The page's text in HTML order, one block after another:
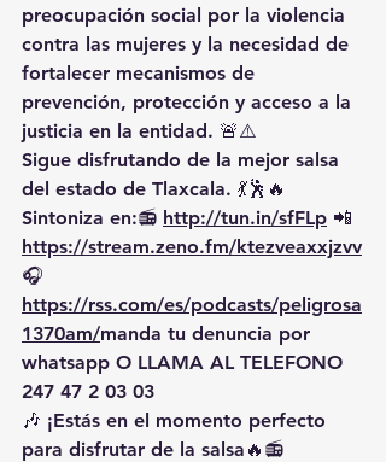
preocupación social por la violencia
contra las mujeres y la necesidad de
fortalecer mecanismos de
prevención, protección y acceso a la
justicia en la entidad. 🚨⚠️
Sigue disfrutando de la mejor salsa
del estado de Tlaxcala. 💃🕺🔥
Sintoniza en:📻 http://tun.in/sfFLp 📲
https://stream.zeno.fm/ktezveaxxjzvv
🎧
https://rss.com/es/podcasts/peligrosa
1370am/manda tu denuncia por
whatsapp O LLAMA AL TELEFONO
247 47 2 03 03
🎶 ¡Estás en el momento perfecto
para disfrutar de la salsa🔥📻